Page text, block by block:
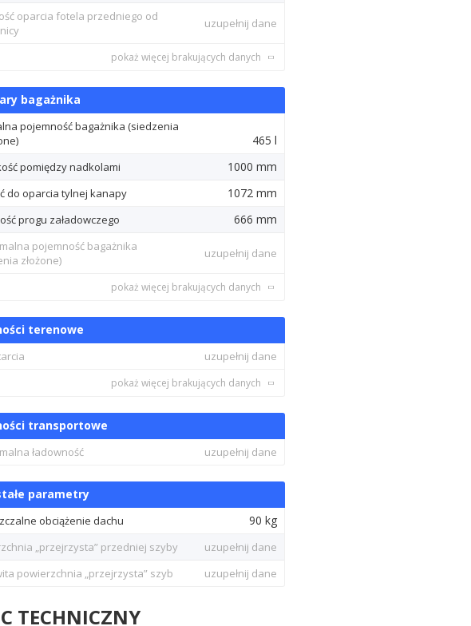
oparcia fotela przedniego od
uzupełnij dane
pokaż więcej brakujących danych
bagażnika
pojemność bagażnika (siedzenia
465 l
pomiędzy nadkolami 1000 mm
do oparcia tylnej kanapy 1072 mm
progu załadowczego 666 mm
pojemność bagażnika
złożone)
uzupełnij dane
pokaż więcej brakujących danych
terenowe
uzupełnij dane
pokaż więcej brakujących danych
transportowe
ładowność uzupełnij dane
parametry
obciążenie dachu 90 kg
„przejrzysta” przedniej szyby
uzupełnij dane
powierzchnia „przejrzysta” szyb
uzupełnij dane
TECHNICZNY